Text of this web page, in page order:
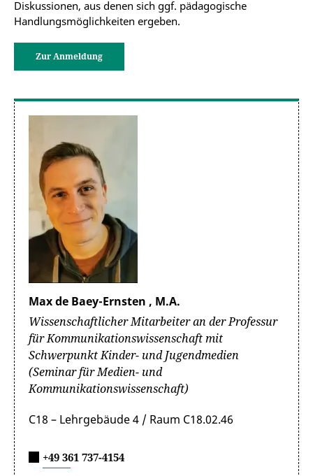
Diskussionen, aus denen sich ggf. pädagogische
Handlungsmöglichkeiten ergeben.
Zur Anmeldung
Max de Baey-Ernsten , M.A.
Wissenschaftlicher Mitarbeiter an der Professur
für Kommunikationswissenschaft mit
Schwerpunkt Kinder- und Jugendmedien
(Seminar für Medien- und
Kommunikationswissenschaft)
C18 – Lehrgebäude 4 / Raum C18.02.46
+49 361 737-4154